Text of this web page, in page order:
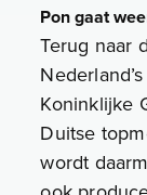
Pon gaat
Terug naar
Koninklijke
Duitse
wordt